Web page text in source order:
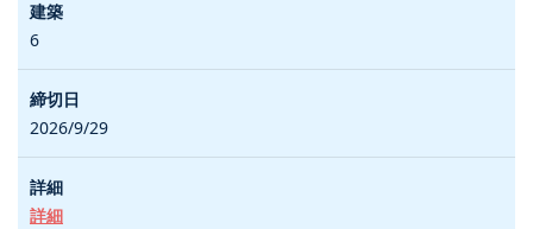
6
2026/9/29
詳細